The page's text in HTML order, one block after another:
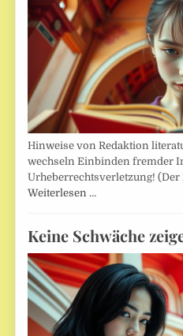
Hinweise von Redaktion
wechseln Einbinden fremder
Urheberrechtsverletzung! (Der
Weiterlesen …
Keine Schwäche